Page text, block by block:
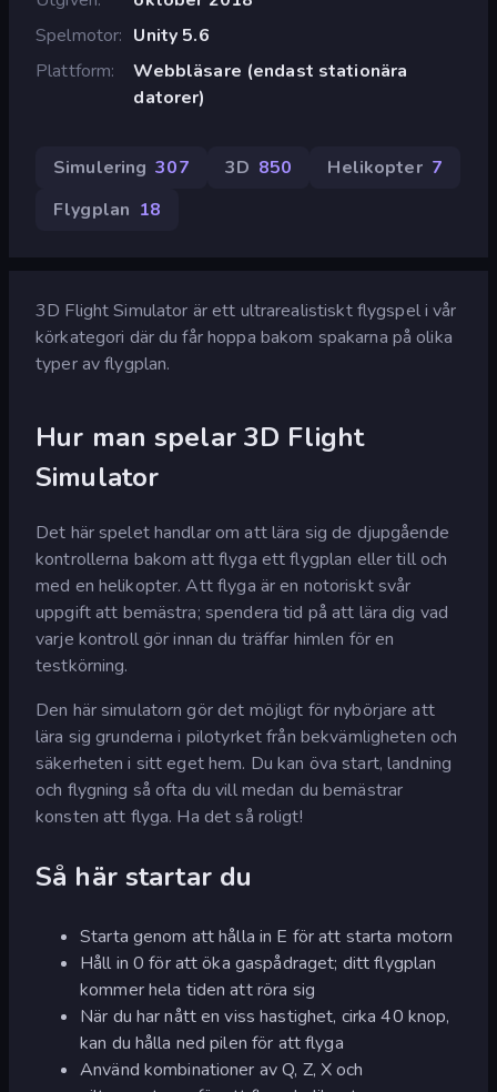
Spelmotor
Unity 5.6
Plattform
Webbläsare (endast stationära
datorer)
Simulering 307 3D 850 Helikopter 7
Flygplan 18
3D Flight Simulator är ett ultrarealistiskt flygspel i vår
körkategori där du får hoppa bakom spakarna på olika
typer av flygplan.
Hur man spelar 3D Flight
Simulator
Det här spelet handlar om att lära sig de djupgående
kontrollerna bakom att flyga ett flygplan eller till och
med en helikopter. Att flyga är en notoriskt svår
uppgift att bemästra; spendera tid på att lära dig vad
varje kontroll gör innan du träffar himlen för en
testkörning.
Den här simulatorn gör det möjligt för nybörjare att
lära sig grunderna i pilotyrket från bekvämligheten och
säkerheten i sitt eget hem. Du kan öva start, landning
och flygning så ofta du vill medan du bemästrar
konsten att flyga. Ha det så roligt!
Så här startar du
Starta genom att hålla in E för att starta motorn
Håll in 0 för att öka gaspådraget; ditt flygplan
kommer hela tiden att röra sig
När du har nått en viss hastighet, cirka 40 knop,
kan du hålla ned pilen för att flyga
Använd kombinationer av Q, Z, X och